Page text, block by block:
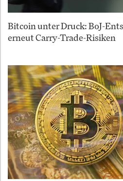
Bitcoin unter Druck: BoJ-
erneut Carry-Trade-Risiken